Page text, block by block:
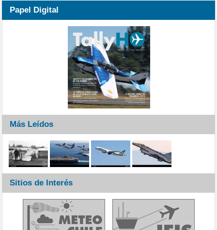
Papel Digital
Más Leídos
Sitios de Interés